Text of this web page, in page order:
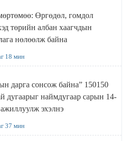
Өргөдөл, гомдол
төрийн албан хаагчдын
нөлөөлж байна
18 мин
дарга сонсож байна” 150150
дугаарыг наймдугаар сарын 14-
эхэлнэ
37 мин